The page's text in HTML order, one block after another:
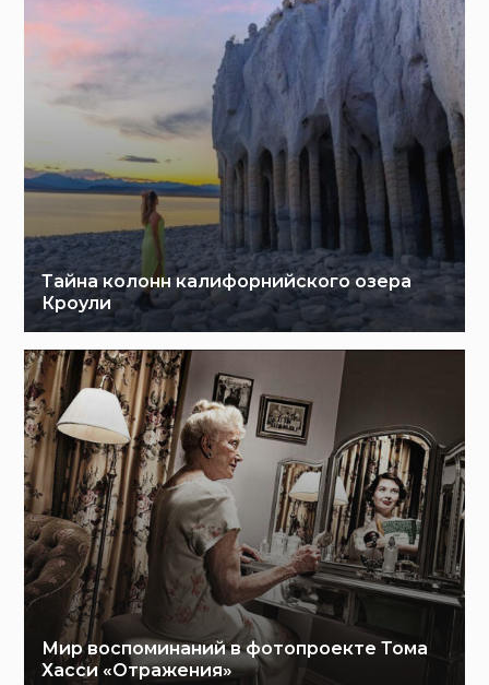
Тайна колонн калифорнийского озера
Кроули
Мир воспоминаний в фотопроекте Тома
Хасси «Отражения»